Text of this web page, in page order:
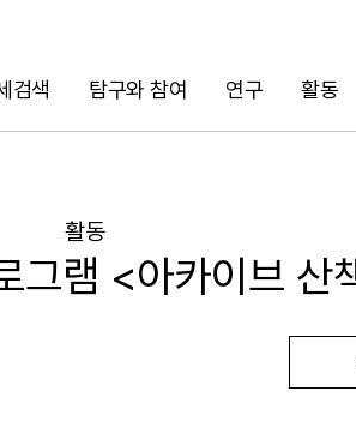
검색 탐구와 참여 연구 활동
검색
활동
그램 <아카이브 산